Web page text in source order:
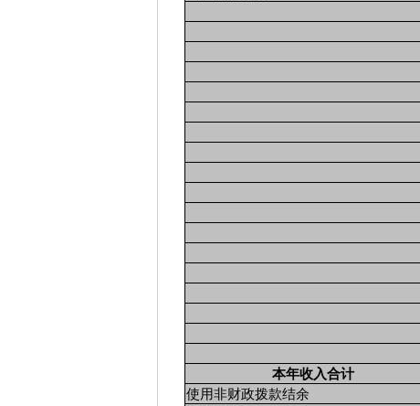
本年收入合计
使用非财政拨款结余